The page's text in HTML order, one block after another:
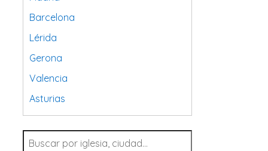
Barcelona
Lérida
Gerona
Valencia
Asturias
Tarragona
Navarra